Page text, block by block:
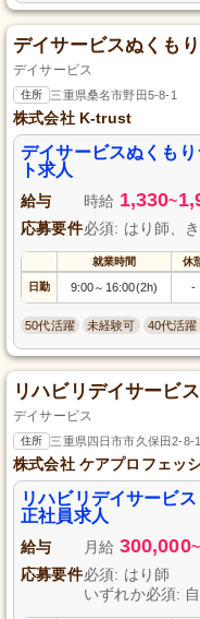
デイサービスぬくも
デイサービス
住所 三重県桑名市野田5-8-1
株式会社 K-trust
デイサービスぬくも
ト求人
給与 時給 1,330~
応募要件必須: はり師、
就業時間 休
日勤 9:00～ 16:00(2h) -
50代活躍 未経験可 40代活躍
リハビリデイサービ
デイサービス
住所 三重県四日市市久保田2-8-1
株式会社 ケアプロフェッ
リハビリデイサービ
正社員求人
給与 月給 300,000~
応募要件必須: はり師
いずれか必須: